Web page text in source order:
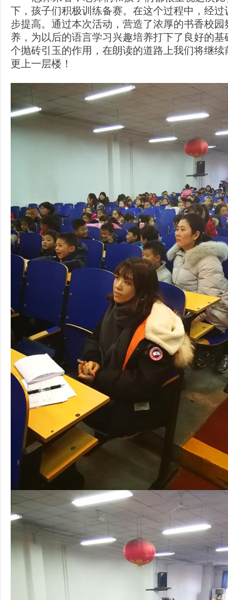
下，孩子们积极训练备赛。在这个过程中，经
步提高。通过本次活动，营造了浓厚的书香校
养，为以后的语言学习兴趣培养打下了良好的
个抛砖引玉的作用，在朗读的道路上我们将继
更上一层楼！